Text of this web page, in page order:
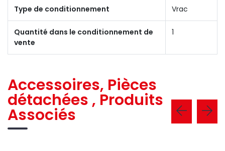
Type de conditionnement Vrac
Quantité dans le conditionnement de
vente
1
Accessoires, Pièces
détachées , Produits
Associés